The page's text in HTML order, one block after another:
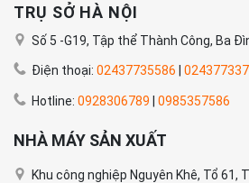
TRỤ SỞ HÀ NỘI
Số 5 -G19, Tập thể Thành Công, Ba
Điện thoại: 02437735586
Hotline: 0928306789 | 0985357586
NHÀ MÁY SẢN XUẤT
Khu công nghiệp Nguyên Khê, Tổ 61,